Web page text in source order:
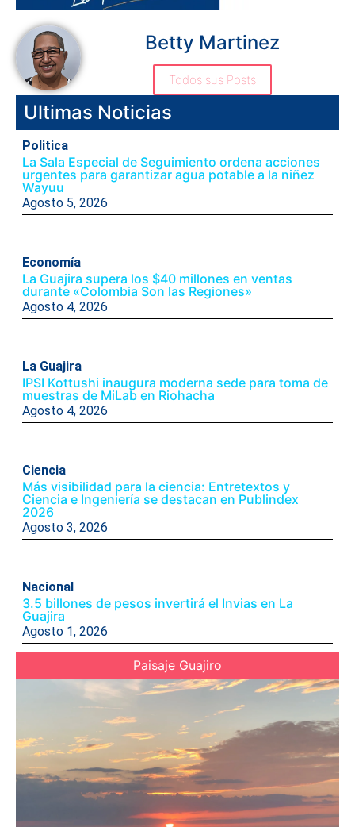
Betty Martinez
Todos sus Posts
Ultimas Noticias
Politica
La Sala Especial de Seguimiento ordena acciones
urgentes para garantizar agua potable a la niñez
Wayuu
Agosto 5, 2026
Economía
La Guajira supera los $40 millones en ventas
durante «Colombia Son las Regiones»
Agosto 4, 2026
La Guajira
IPSI Kottushi inaugura moderna sede para toma de
muestras de MiLab en Riohacha
Agosto 4, 2026
Ciencia
Más visibilidad para la ciencia: Entretextos y
Ciencia e Ingeniería se destacan en Publindex
2026
Agosto 3, 2026
Nacional
3.5 billones de pesos invertirá el Invias en La
Guajira
Agosto 1, 2026
Paisaje Guajiro